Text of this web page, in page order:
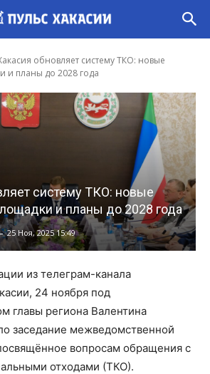
обновляет систему ТКО: новые
и планы до 2028 года
систему ТКО: новые
и планы до 2028 года
- 25 Ноя, 2025 15:49
из телеграм-канала
24 ноября под
главы региона Валентина
заседание межведомственной
вопросам обращения с
отходами (ТКО).